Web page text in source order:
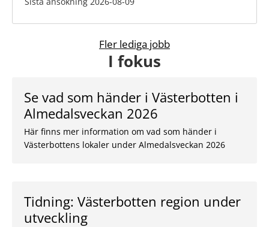
Fler lediga jobb
I fokus
Se vad som händer i Västerbotten i
Almedalsveckan 2026
Här finns mer information om vad som händer i
Västerbottens lokaler under Almedalsveckan 2026
Tidning: Västerbotten region under
utveckling